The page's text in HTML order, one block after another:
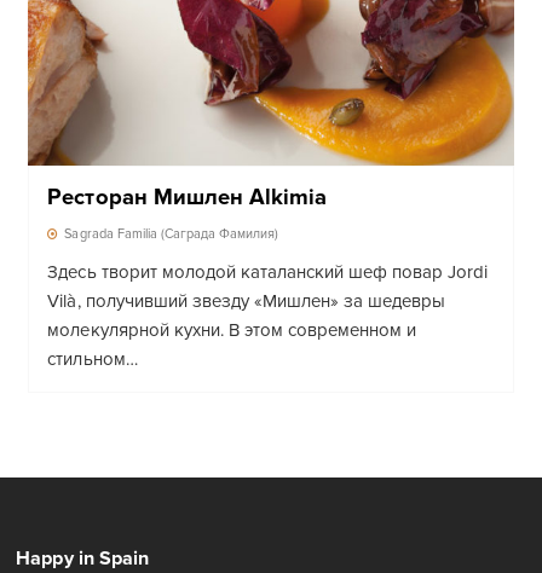
Ресторан Мишлен Alkimia
Sagrada Familia (Саграда Фамилия)
Здесь творит молодой каталанский шеф повар Jordi
Vilà, получивший звезду «Мишлен» за шедевры
молекулярной кухни. В этом современном и
стильном…
Happy in Spain